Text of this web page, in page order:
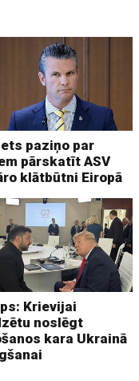
paziņo par
pārskatīt ASV
klātbūtni Eiropā
Krievijai
noslēgt
kara Ukrainā